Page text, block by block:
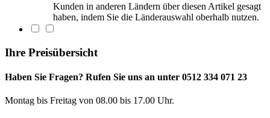
Kunden in anderen Ländern über diesen Artikel gesagt
haben, indem Sie die Länderauswahl oberhalb nutzen.
Ihre Preisübersicht
Haben Sie Fragen? Rufen Sie uns an unter 0512 334 071 23
Montag bis Freitag von 08.00 bis 17.00 Uhr.